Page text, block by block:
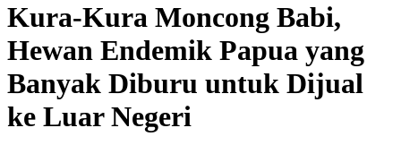
Kura-Kura Moncong Babi,
Hewan Endemik Papua yang
Banyak Diburu untuk Dijual
ke Luar Negeri